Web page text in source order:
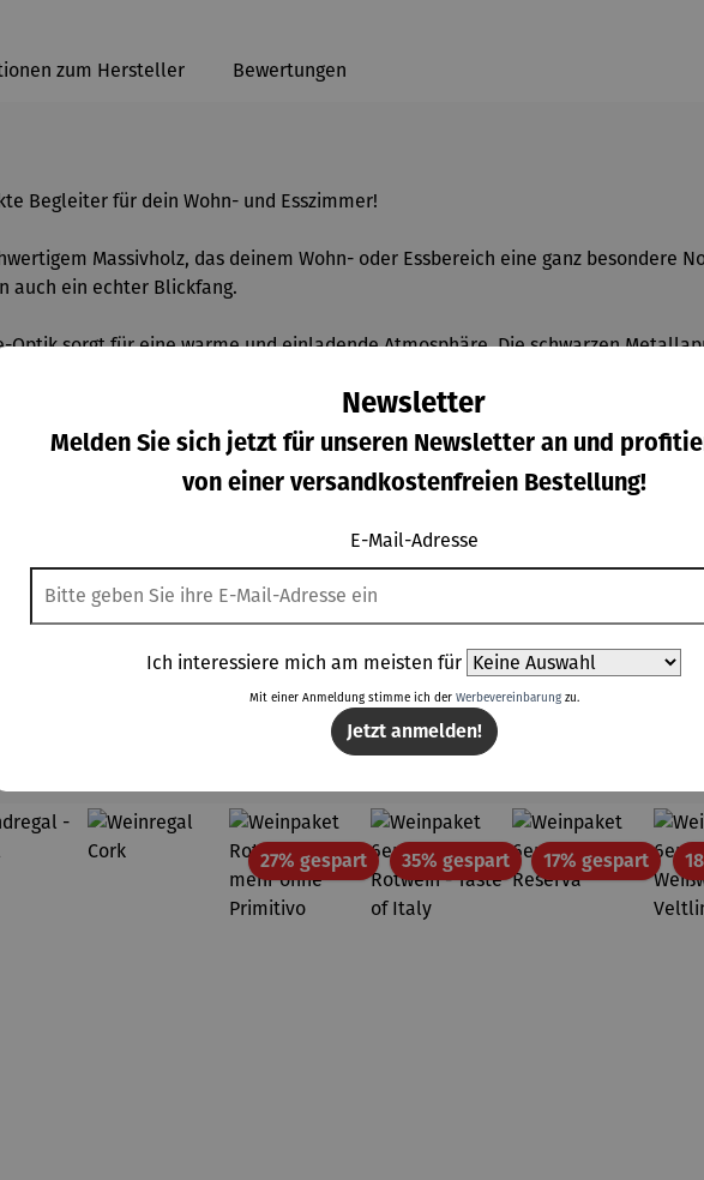
zum Hersteller Bewertungen
Begleiter für dein Wohn- und Esszimmer!
Massivholz, das deinem Wohn- oder Essbereich eine ganz besondere
auch ein echter Blickfang.
Optik sorgt für eine warme und einladende Atmosphäre. Die schwarzen
das Barregal Fontana viel Stauraum für deine Lieblingsgetränke, Gläser und
Indoormöbel integrieren.
Barregal eine exquisite Note – für gesellige Abende und entspannte
Weitere Produkte
27% gespartRabatt35% gespartRabatt17% gespart
Newsletter
Melden Sie sich jetzt für unseren Newsletter an und
von einer versandkostenfreien Bestellung!
E-Mail-Adresse
Ich interessiere mich am meisten für
Mit einer Anmeldung stimme ich der Werbevereinbarungzu.
Jetzt anmelden!